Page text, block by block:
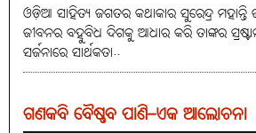
ଓଡ଼ିଆ ସାହିତ୍ୟ ଜଗତର କଥାକାର ସୁରେନ୍ଦ୍ର ମହାନ୍ତି
ଜୀବନର ବହୁବିଧ ଦିଗକୁ ଆଧାର କରି ତାଙ୍କର
ସର୍ଜନାରେ ସାର୍ଥକତା..
ଗଣକବି ବୈଷ୍ଣବ ପାଣି–ଏକ ଆଲୋଚନା